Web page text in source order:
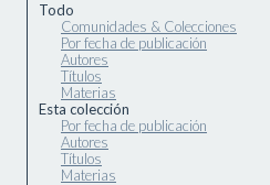
Todo
Comunidades & Colecciones
Por fecha de publicación
Autores
Títulos
Materias
Esta colección
Por fecha de publicación
Autores
Títulos
Materias